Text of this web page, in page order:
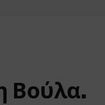
Βούλα.